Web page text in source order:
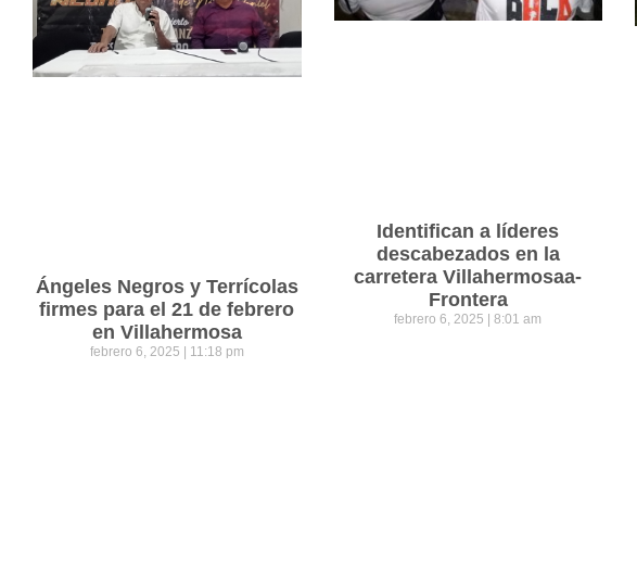
Ángeles Negros y Terrícolas
firmes para el 21 de febrero
en Villahermosa
febrero 6, 2025 11:18 pm
Identifican a líderes
descabezados en la
carretera Villahermosaa-
Frontera
febrero 6, 2025 8:01 am